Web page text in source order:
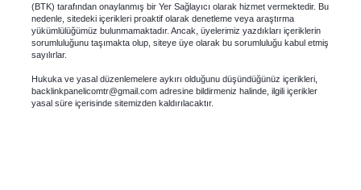
(BTK) tarafından onaylanmış bir Yer Sağlayıcı olarak hizmet vermektedir. Bu
nedenle, sitedeki içerikleri proaktif olarak denetleme veya araştırma
yükümlülüğümüz bulunmamaktadır. Ancak, üyelerimiz yazdıkları içeriklerin
sorumluluğunu taşımakta olup, siteye üye olarak bu sorumluluğu kabul etmiş
sayılırlar.
Hukuka ve yasal düzenlemelere aykırı olduğunu düşündüğünüz içerikleri,
backlinkpanelicomtr@gmail.comadresine bildirmeniz halinde, ilgili içerikler
yasal süre içerisinde sitemizden kaldırılacaktır.